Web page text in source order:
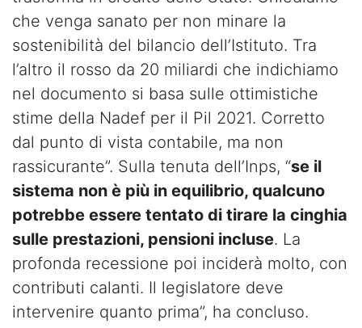
che venga sanato per non minare la
sostenibilità del bilancio dell’Istituto. Tra
l’altro il rosso da 20 miliardi che indichiamo
nel documento si basa sulle ottimistiche
stime della Nadef per il Pil 2021. Corretto
dal punto di vista contabile, ma non
rassicurante”. Sulla tenuta dell’Inps, “se il
sistema non è più in equilibrio, qualcuno
potrebbe essere tentato di tirare la cinghia
sulle prestazioni, pensioni incluse. La
profonda recessione poi inciderà molto, con
contributi calanti. Il legislatore deve
intervenire quanto prima”, ha concluso.